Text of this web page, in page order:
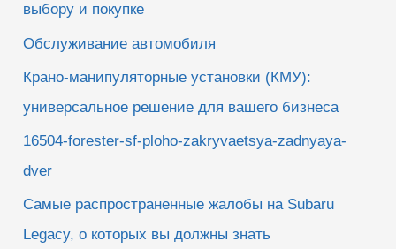
выбору и покупке
Обслуживание автомобиля
Крано-манипуляторные установки (КМУ):
универсальное решение для вашего бизнеса
16504-forester-sf-ploho-zakryvaetsya-zadnyaya-
dver
Самые распространенные жалобы на Subaru
Legacy, о которых вы должны знать